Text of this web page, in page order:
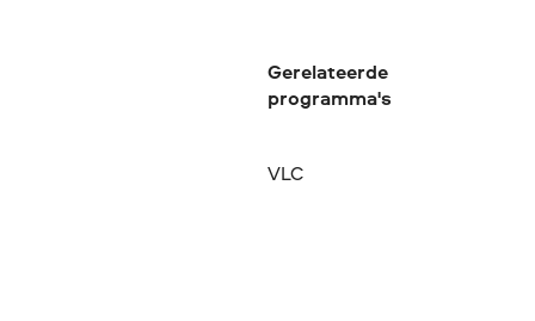
Gerelateerde
programma's
VLC